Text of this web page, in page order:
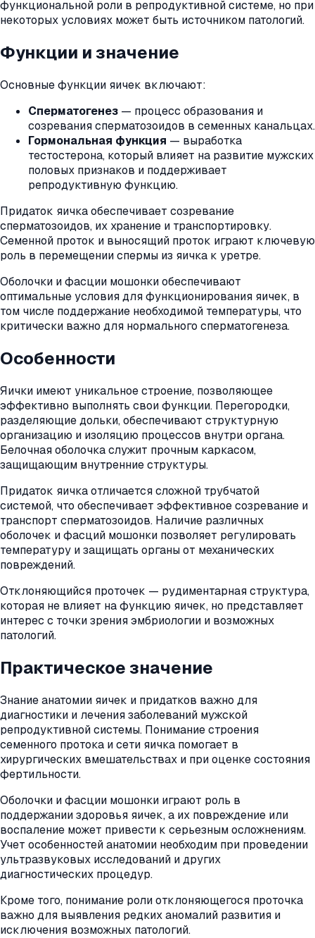
функциональной роли в репродуктивной системе, но при
некоторых условиях может быть источником патологий.
Функции и значение
Основные функции яичек включают:
Сперматогенез — процесс образования и
созревания сперматозоидов в семенных канальцах.
Гормональная функция — выработка
тестостерона, который влияет на развитие мужских
половых признаков и поддерживает
репродуктивную функцию.
Придаток яичка обеспечивает созревание
сперматозоидов, их хранение и транспортировку.
Семенной проток и выносящий проток играют ключевую
роль в перемещении спермы из яичка к уретре.
Оболочки и фасции мошонки обеспечивают
оптимальные условия для функционирования яичек, в
том числе поддержание необходимой температуры, что
критически важно для нормального сперматогенеза.
Особенности
Яички имеют уникальное строение, позволяющее
эффективно выполнять свои функции. Перегородки,
разделяющие дольки, обеспечивают структурную
организацию и изоляцию процессов внутри органа.
Белочная оболочка служит прочным каркасом,
защищающим внутренние структуры.
Придаток яичка отличается сложной трубчатой
системой, что обеспечивает эффективное созревание и
транспорт сперматозоидов. Наличие различных
оболочек и фасций мошонки позволяет регулировать
температуру и защищать органы от механических
повреждений.
Отклоняющийся проточек — рудиментарная структура,
которая не влияет на функцию яичек, но представляет
интерес с точки зрения эмбриологии и возможных
патологий.
Практическое значение
Знание анатомии яичек и придатков важно для
диагностики и лечения заболеваний мужской
репродуктивной системы. Понимание строения
семенного протока и сети яичка помогает в
хирургических вмешательствах и при оценке состояния
фертильности.
Оболочки и фасции мошонки играют роль в
поддержании здоровья яичек, а их повреждение или
воспаление может привести к серьезным осложнениям.
Учет особенностей анатомии необходим при проведении
ультразвуковых исследований и других
диагностических процедур.
Кроме того, понимание роли отклоняющегося проточка
важно для выявления редких аномалий развития и
исключения возможных патологий.